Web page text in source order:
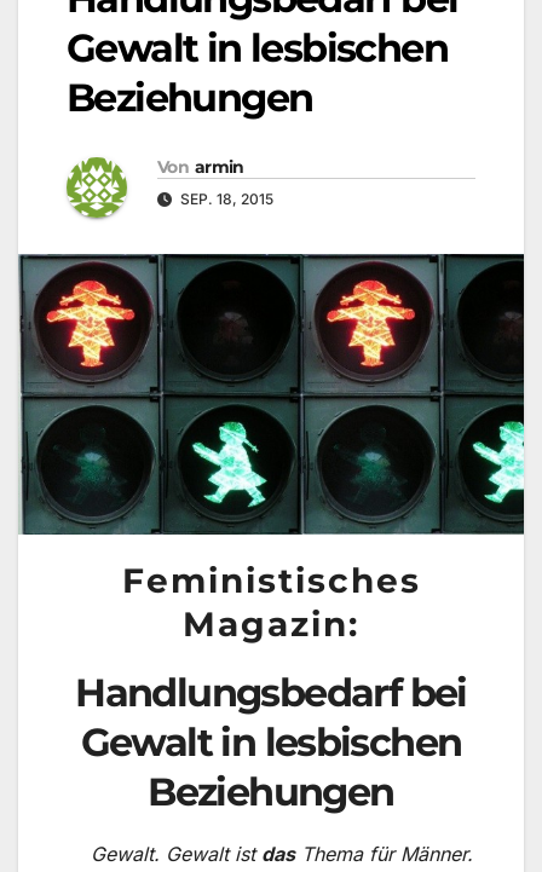
Gewalt in lesbischen
Beziehungen
Von armin
SEP. 18, 2015
Feministisches
Magazin:
Handlungsbedarf bei
Gewalt in lesbischen
Beziehungen
Gewalt. Gewalt ist dasThema für Männer.